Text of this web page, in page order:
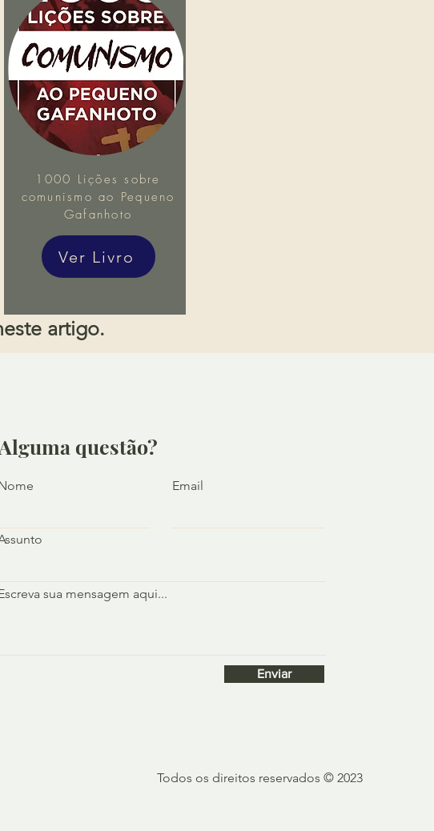
artigo.
1000 Lições sobre
comunismo ao Pequeno
Gafanhoto
Ver Livro
Alguma questão?
Email
sua mensagem aqui...
Enviar
Todos os direitos reservados © 2023